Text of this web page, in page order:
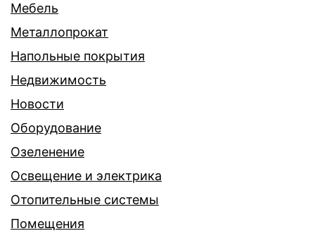
Мебель
Металлопрокат
Напольные покрытия
Недвижимость
Новости
Оборудование
Озеленение
Освещение и электрика
Отопительные системы
Помещения